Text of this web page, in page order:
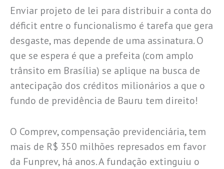
Enviar projeto de lei para distribuir a conta do
déficit entre o funcionalismo é tarefa que gera
desgaste, mas depende de uma assinatura. O
que se espera é que a prefeita (com amplo
trânsito em Brasília) se aplique na busca de
antecipação dos créditos milionários a que o
fundo de previdência de Bauru tem direito!
O Comprev, compensação previdenciária, tem
mais de R$ 350 milhões represados em favor
da Funprev, há anos. A fundação extinguiu o